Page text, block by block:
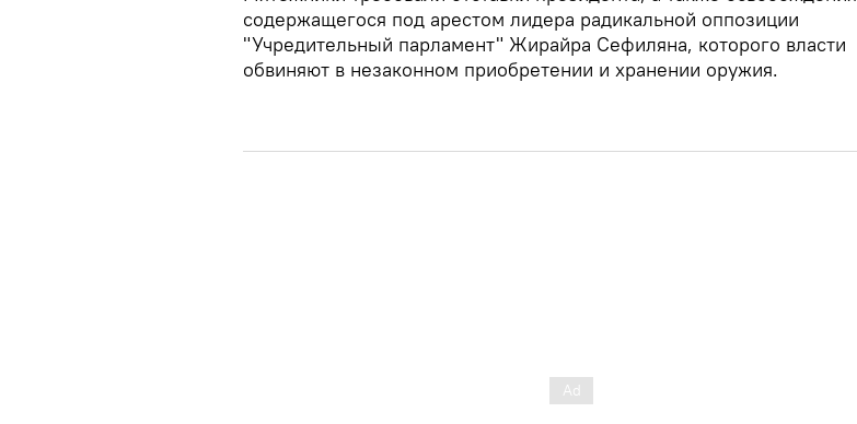
содержащегося под арестом лидера радикальной оппозиции
"Учредительный парламент" Жирайра Сефиляна, которого власти
обвиняют в незаконном приобретении и хранении оружия.